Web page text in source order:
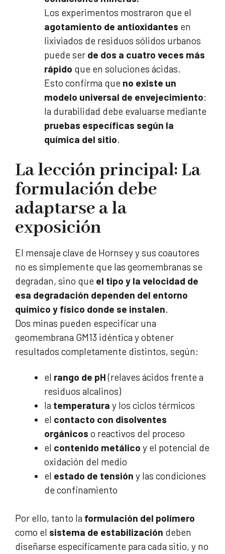
Los experimentos mostraron que el
agotamiento de antioxidantes en
lixiviados de residuos sólidos urbanos
puede ser de dos a cuatro veces más
rápido que en soluciones ácidas.
Esto confirma que no existe un
modelo universal de envejecimiento:
la durabilidad debe evaluarse mediante
pruebas específicas según la
química del sitio.
La lección principal: La
formulación debe
adaptarse a la
exposición
El mensaje clave de Hornsey y sus coautores
no es simplemente que las geomembranas se
degradan, sino que el tipo y la velocidad de
esa degradación dependen del entorno
químico y físico donde se instalen
Dos minas pueden especificar una
geomembrana GM13 idéntica y obtener
resultados completamente distintos, según:
el rango de pH(relaves ácidos frente a
residuos alcalinos)
la temperatura y los ciclos térmicos
el contacto con disolventes
orgánicos o reactivos del proceso
el contenido metálico y el potencial de
oxidación del medio
el estado de tensión y las condiciones
de confinamiento
Por ello, tanto la formulación del polímero
como el sistema de estabilización deben
diseñarse específicamente para cada sitio, y no